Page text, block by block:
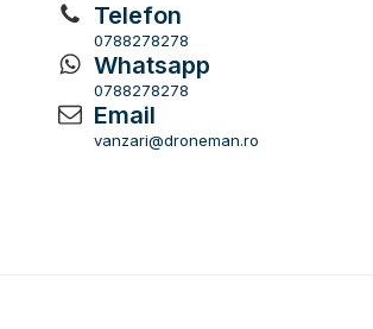
Telefon
0788278278
Whatsapp
0788278278
Email
vanzari@droneman.ro